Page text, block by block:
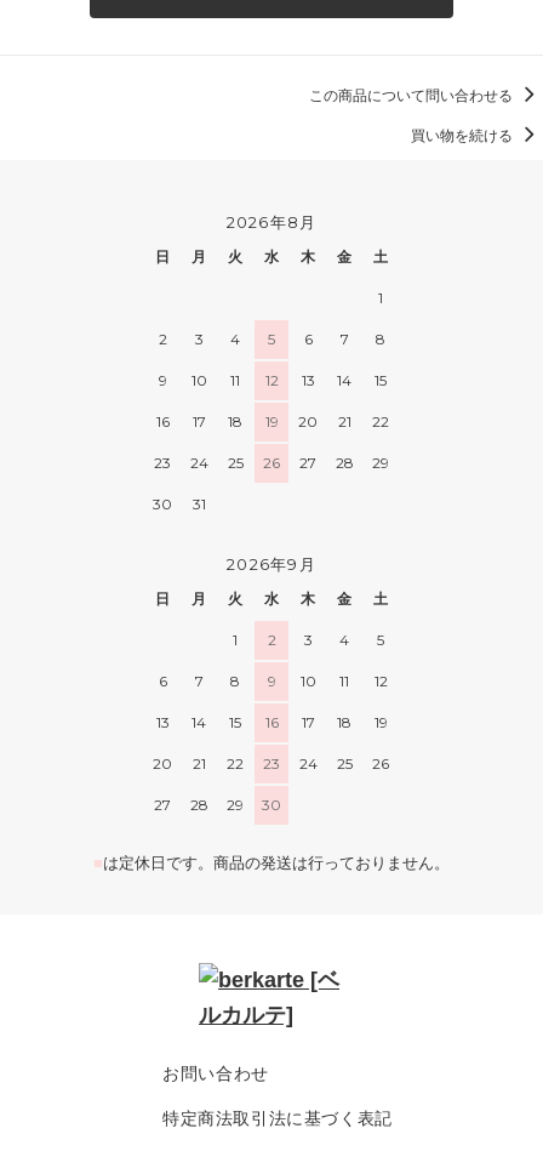
この商品について問い合わせる
買い物を続ける
2026年8月
日 月 火 水 木 金 土
1
2 3 4 5 6 7 8
9 10 11 12 13 14 15
16 17 18 19 20 21 22
23 24 25 26 27 28 29
30 31
2026年9月
日 月 火 水 木 金 土
1 2 3 4 5
6 7 8 9 10 11 12
13 14 15 16 17 18 19
20 21 22 23 24 25 26
27 28 29 30
■は定休日です。商品の発送は行っておりません。
お問い合わせ
特定商法取引法に基づく表記